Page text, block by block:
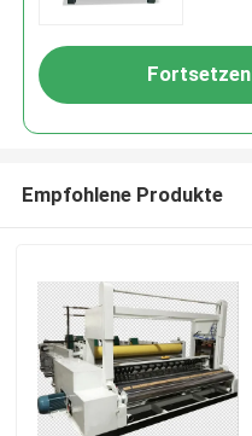
Fortsetzen
Empfohlene Produkte